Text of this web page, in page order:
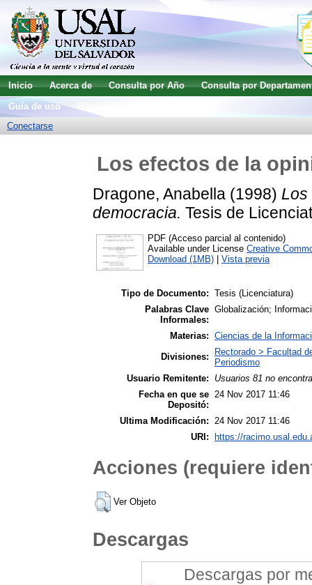
Inicio Acerca de Consulta por Año
Consulta por
Guía de uso
Conectarse
Los efectos de la
Dragone, Anabella (1998) Los
democracia. Tesis de
PDF (Acceso parcial al contenido)
Available under License Creative
Download (1MB)
Vista previa
Tipo de Documento: Tesis (Licenciatura)
Palabras Clave
Informales:
Globalización;
Materias: Ciencias de la
Divisiones:
Rectorado > Facultad
Periodismo
Usuario Remitente:
Usuarios 81 no
Fecha en que se
Depositó:
24 Nov 2017 11:46
Ultima Modificación: 24 Nov 2017 11:46
URI:
https://
Acciones (requiere
Ver Objeto
Descargas
Descargas por